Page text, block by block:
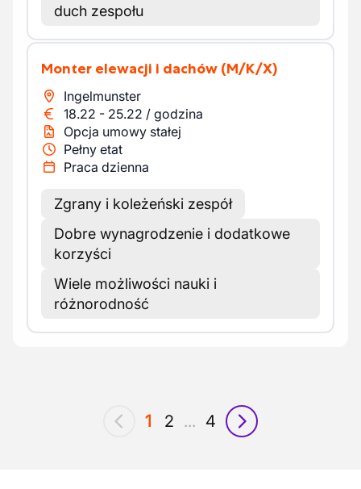
duch zespołu
Monter elewacji i dachów (M/K/X)
Ingelmunster
18.22 - 25.22 / godzina
Opcja umowy stałej
Pełny etat
Praca dzienna
Zgrany i koleżeński zespół
Dobre wynagrodzenie i dodatkowe
korzyści
Wiele możliwości nauki i
różnorodność
poprzedni
1 2 ... 4
następny